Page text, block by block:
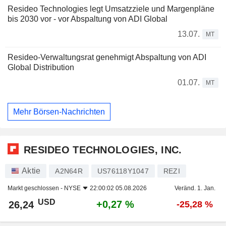
Resideo Technologies legt Umsatzziele und Margenpläne
bis 2030 vor - vor Abspaltung von ADI Global
13.07.
MT
Resideo-Verwaltungsrat genehmigt Abspaltung von ADI
Global Distribution
01.07.
MT
Mehr Börsen-Nachrichten
RESIDEO TECHNOLOGIES, INC.
Aktie A2N64R US76118Y1047 REZI
Markt geschlossen - NYSE 22:00:02 05.08.2026 Veränd. 1. Jan.
26,24 USD +0,27 % -25,28 %